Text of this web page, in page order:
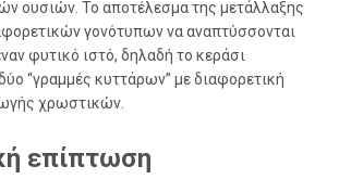
ουσιών. Το αποτέλεσμα της μετάλλαξης
γονότυπων να αναπτύσσονται
φυτικό ιστό, δηλαδή το κεράσι
“γραμμές κυττάρων” με διαφορετική
χρωστικών.
επίπτωση